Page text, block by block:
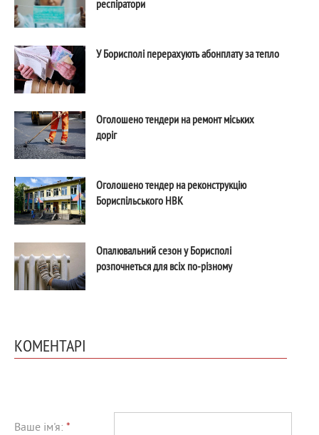
респіратори
У Борисполі перерахують абонплату за тепло
Оголошено тендери на ремонт міських
доріг
Оголошено тендер на реконструкцію
Бориспільського НВК
Опалювальний сезон у Борисполі
розпочнеться для всіх по-різному
КОМЕНТАРІ
Ваше ім'я: *